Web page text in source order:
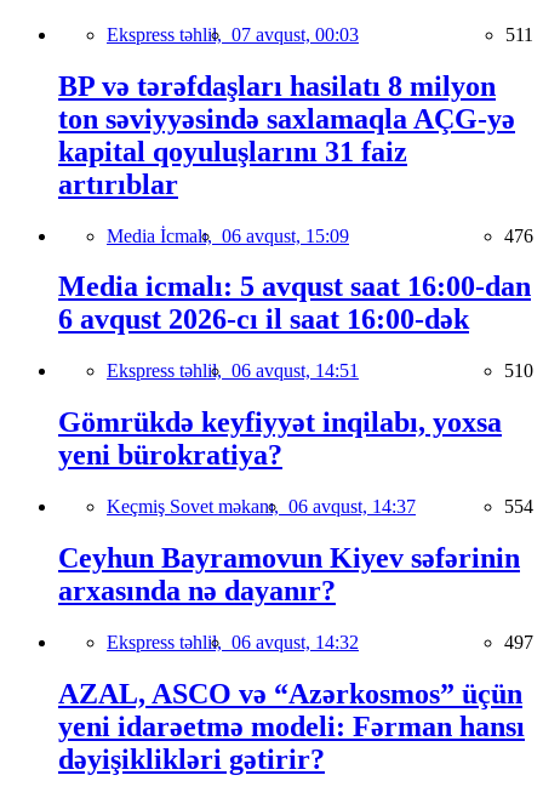
Ekspress təhlil, 07 avqust, 00:03 511
BP və tərəfdaşları hasilatı 8 milyon
ton səviyyəsində saxlamaqla AÇG-yə
kapital qoyuluşlarını 31 faiz
artırıblar
Media İcmalı, 06 avqust, 15:09 476
Media icmalı: 5 avqust saat 16:00-dan
6 avqust 2026-cı il saat 16:00-dək
Ekspress təhlil, 06 avqust, 14:51 510
Gömrükdə keyfiyyət inqilabı, yoxsa
yeni bürokratiya?
Keçmiş Sovet məkanı, 06 avqust, 14:37 554
Ceyhun Bayramovun Kiyev səfərinin
arxasında nə dayanır?
Ekspress təhlil, 06 avqust, 14:32 497
AZAL, ASCO və “Azərkosmos” üçün
yeni idarəetmə modeli: Fərman hansı
dəyişiklikləri gətirir?